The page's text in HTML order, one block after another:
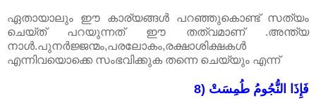
ഏതായാലും ഈ കാര്യങ്ങൾ പറഞ്ഞുകൊണ്ട് സത്യം
ചെയ്ത് പറയുന്നത് ഈ തത്വമാണ് .അന്ത്യ
നാൾ.പുനർജ്ജന്മം,പരലോകം,രക്ഷാശിക്ഷകൾ
എന്നിവയൊക്കെ സംഭവിക്കുക തന്നെ ചെയ്യും എന്ന്
8) فَإِذَا النُّجُومُ طُمِسَتْ